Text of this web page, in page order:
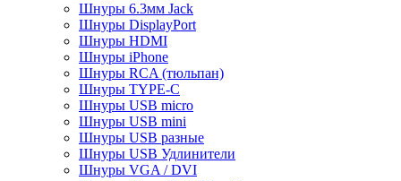
Шнуры 6.3мм Jack
Шнуры DisplayPort
Шнуры HDMI
Шнуры iPhone
Шнуры RCA (тюльпан)
Шнуры TYPE-C
Шнуры USB micro
Шнуры USB mini
Шнуры USB разные
Шнуры USB Удлинители
Шнуры VGA / DVI